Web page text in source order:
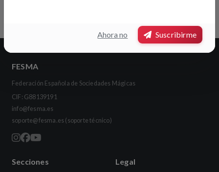
Ahora no Suscribirme
FESMA
Federación Española de Sociedades Mágicas
CIF: G88139191
info@fesma.es
soporte@fesma.es (soporte técnico)
Secciones Legal